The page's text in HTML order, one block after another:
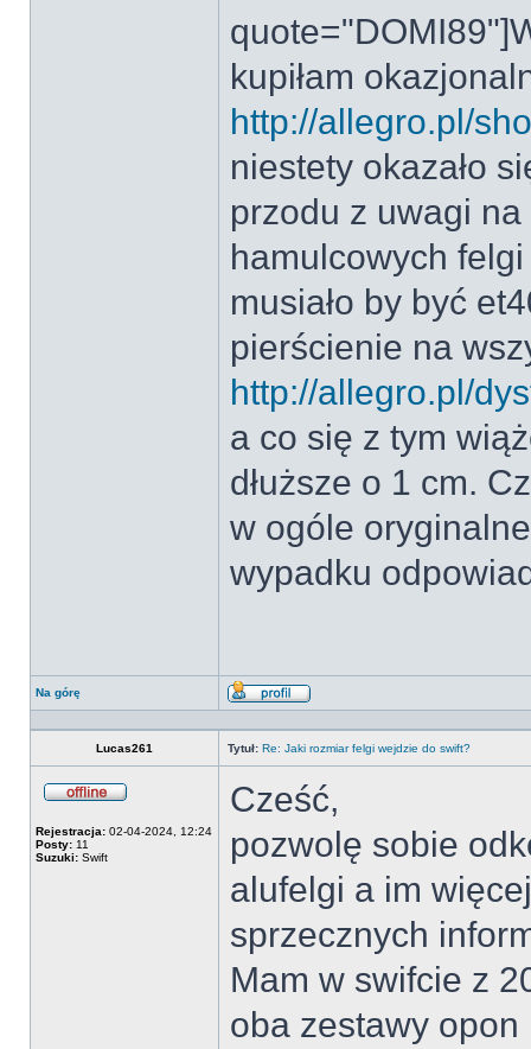
kupiłam
http://allegro.pl/
niestety okazało
przodu z uwagi
hamulcowych
musiało by być
pierścienie na
http://allegro.pl/
a co się z tym
dłuższe o 1 cm.
w ogóle
wypadku
Na górę
Wyświetl
Lucas261
Tytuł: Re: Jaki rozmiar felgi wejdzie do swift?
Rejestracja: 02-04-2024, 12:24
Posty: 11
Suzuki: Swift
Cześć,
pozwolę sobie
alufelgi a im
sprzecznych
Mam w swifcie z
oba zestawy